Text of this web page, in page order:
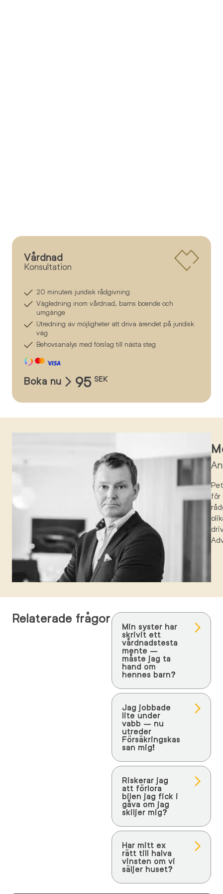
Vårdnad
Konsultation
20 minuters juridisk rådgivning
Vägledning inom vårdnad, barns boende och
umgänge
Utredning av möjligheter att driva ärendet på juridisk
väg
Behovsanalys med förslag till nästa steg
Boka nu 95 SEK
för
Relaterade frågor
Min syster har
skrivit ett
vårdnadstesta
mente –
måste jag ta
hand om
hennes barn?
Jag jobbade
lite under
vabb – nu
utreder
Försäkringskas
san mig!
Riskerar jag
att förlora
bilen jag fick i
gåva om jag
skiljer mig?
Har mitt ex
rätt till halva
vinsten om vi
säljer huset?